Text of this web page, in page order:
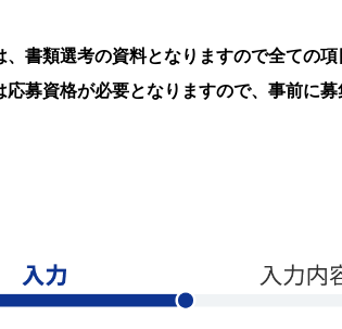
書類選考の資料となりますので全ての
募資格が必要となりますので、事前に募